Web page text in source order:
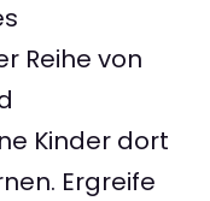
Reihe von
Kinder dort
Ergreife